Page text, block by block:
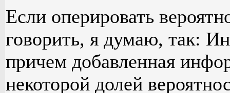
Если оперировать
говорить, я думаю, так:
причем добавленная
некоторой долей